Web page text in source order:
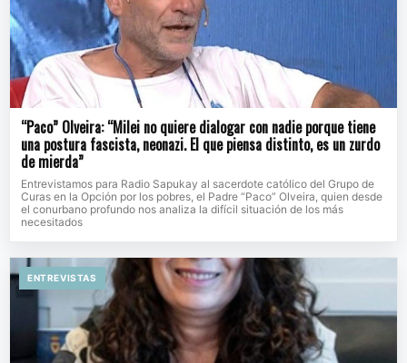
“Paco” Olveira: “Milei no quiere dialogar con nadie porque tiene
una postura fascista, neonazi. El que piensa distinto, es un zurdo
de mierda”
Entrevistamos para Radio Sapukay al sacerdote católico del Grupo de
Curas en la Opción por los pobres, el Padre “Paco” Olveira, quien desde
el conurbano profundo nos analiza la difícil situación de los más
necesitados
ENTREVISTAS